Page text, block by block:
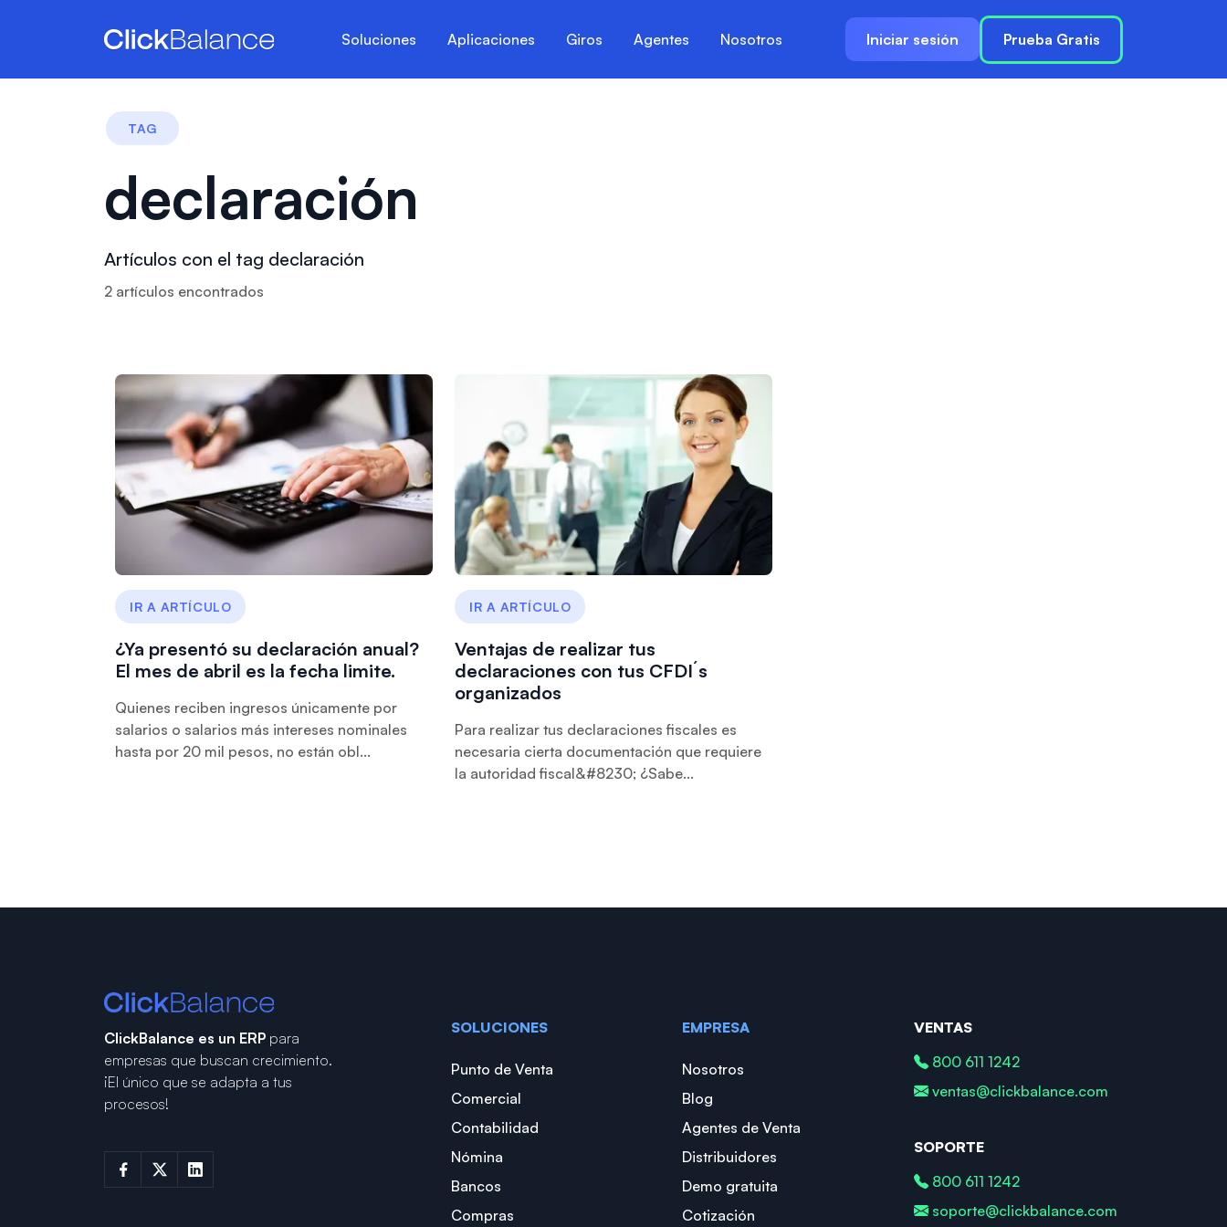
Soluciones Aplicaciones Giros Agentes Nosotros Iniciar sesión Prueba Gratis
TAG
declaración
Artículos con el tag declaración
2 artículos encontrados
IR A ARTÍCULO
¿Ya presentó su declaración anual?
El mes de abril es la fecha limite.
Quienes reciben ingresos únicamente por
salarios o salarios más intereses nominales
hasta por 20 mil pesos, no están obl...
IR A ARTÍCULO
Ventajas de realizar tus
declaraciones con tus CFDI´s
organizados
Para realizar tus declaraciones fiscales es
necesaria cierta documentación que requiere
la autoridad fiscal&#8230; ¿Sabe...
ClickBalance es un ERP para
empresas que buscan crecimiento.
¡El único que se adapta a tus
procesos!
SOLUCIONES
Punto de Venta
Comercial
Contabilidad
Nómina
Bancos
Compras
EMPRESA
Nosotros
Blog
Agentes de Venta
Distribuidores
Demo gratuita
Cotización
VENTAS
800 611 1242
ventas@clickbalance.com
SOPORTE
800 611 1242
soporte@clickbalance.com